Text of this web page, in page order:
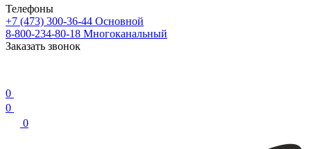
Телефоны
+7 (473) 300-36-44 Основной
8-800-234-80-18 Многоканальный
Заказать звонок
0
0
0